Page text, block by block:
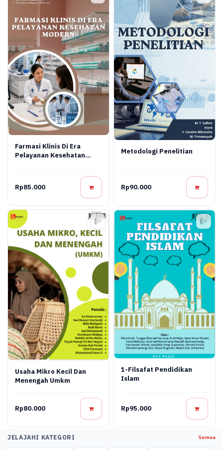
Farmasi Klinis Di Era
Pelayanan Kesehatan
Rp85.000
Metodologi Penelitian
Rp90.000
Usaha Mikro Kecil Dan
Menengah Umkm
Rp80.000
1-Filsafat Pendidikan
Islam
Rp95.000
JELAJAHI KATEGORI Semua